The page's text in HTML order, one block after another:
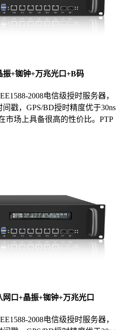
振+铷钟+万兆光口+B码
2008电信级授时服务器，
戳，GPS/BD授时精度优于30ns
市场上具备很高的性价比。PTP
网口+晶振+铷钟+万兆光口
2008电信级授时服务器，